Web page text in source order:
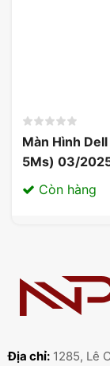
Thông tin
Kích thước
Màn Hình
5Ms) 03/
Còn hàng
Địa chỉ: 1285, Lê